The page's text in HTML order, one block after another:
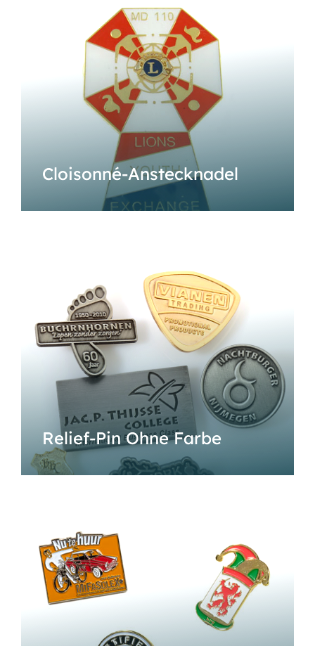
Cloisonné-Anstecknadel
Relief-Pin Ohne Farbe